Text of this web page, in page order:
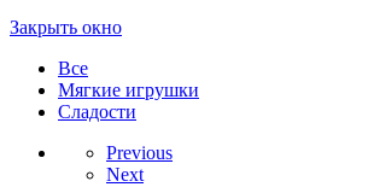
Закрыть окно
Все
Мягкие игрушки
Сладости
Previous
Next